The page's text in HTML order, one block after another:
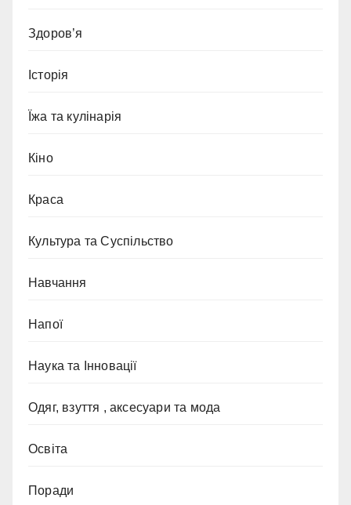
Здоров’я
Історія
Їжа та кулінарія
Кіно
Краса
Культура та Суспільство
Навчання
Напої
Наука та Інновації
Одяг, взуття , аксесуари та мода
Освіта
Поради